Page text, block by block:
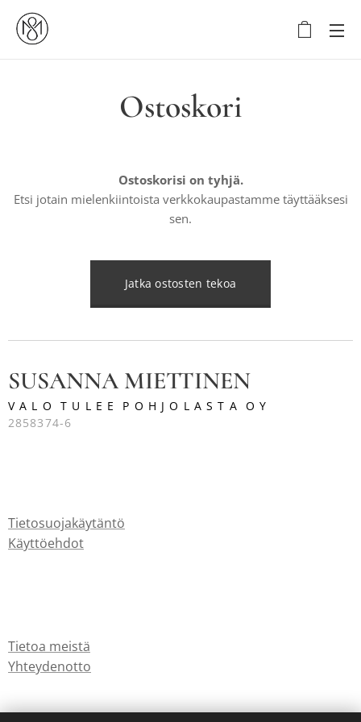
Ostoskori
Ostoskorisi on tyhjä.
Etsi jotain mielenkiintoista verkkokaupastamme täyttääksesi
sen.
Jatka ostosten tekoa
SUSANNA MIETTINEN
V A L O T U L E E P O H J O L A S T A O Y
2858374-6
Tietosuojakäytäntö
Käyttöehdot
Tietoa meistä
Yhteydenotto